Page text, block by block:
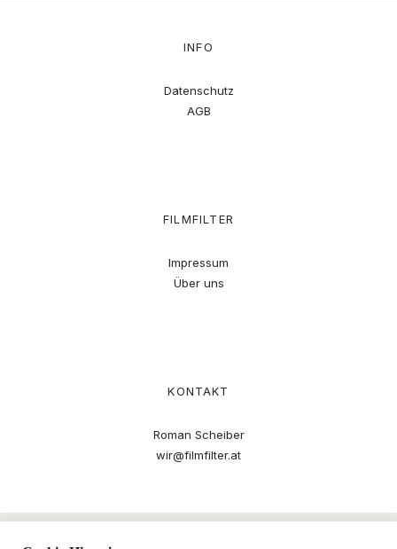
INFO
Datenschutz
AGB
FILMFILTER
Impressum
Über uns
KONTAKT
Roman Scheiber
wir@filmfilter.at